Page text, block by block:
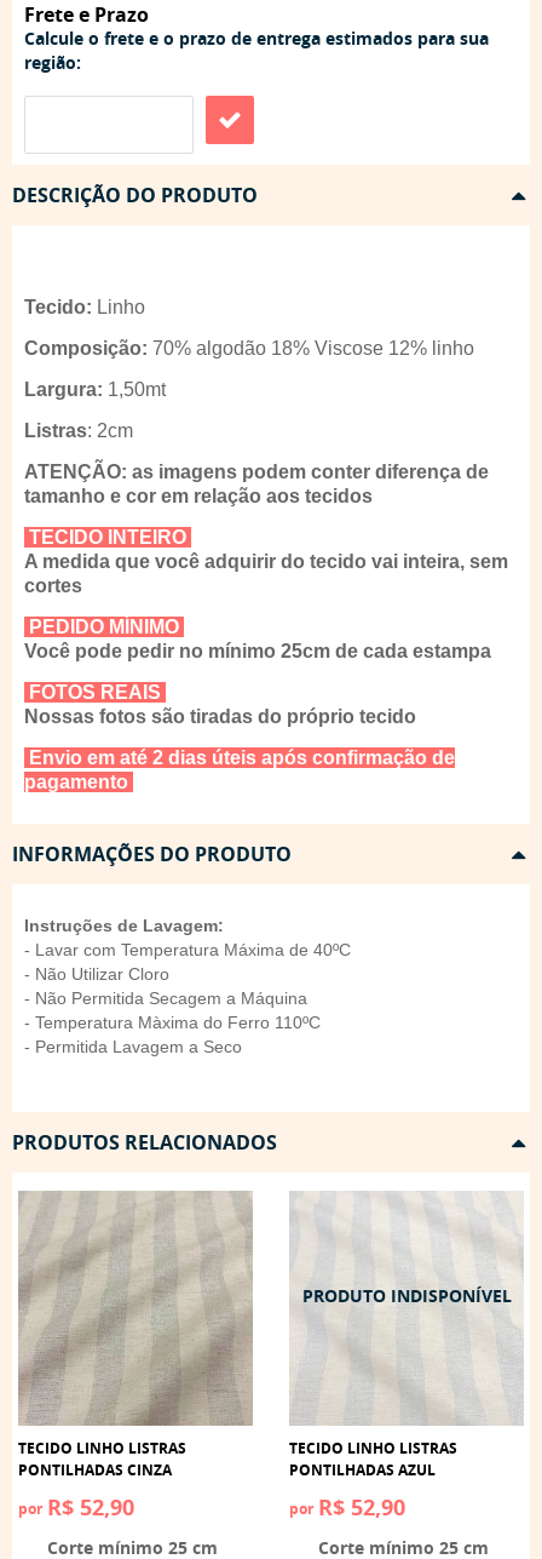
Frete e Prazo
Calcule o frete e o prazo de entrega estimados para sua
região:
DESCRIÇÃO DO PRODUTO
Tecido: Linho
Composição: 70% algodão 18% Viscose 12% linho
Largura: 1,50mt
Listras: 2cm
ATENÇÃO: as imagens podem conter diferença de
tamanho e cor em relação aos tecidos
TECIDO INTEIRO
A medida que você adquirir do tecido vai inteira, sem
cortes
PEDIDO MÍNIMO
Você pode pedir no mínimo 25cm de cada estampa
FOTOS REAIS
Nossas fotos são tiradas do próprio tecido
Envio em até 2 dias úteis após confirmação de
pagamento
INFORMAÇÕES DO PRODUTO
Instruções de Lavagem:
- Lavar com Temperatura Máxima de 40ºC
- Não Utilizar Cloro
- Não Permitida Secagem a Máquina
- Temperatura Màxima do Ferro 110ºC
- Permitida Lavagem a Seco
PRODUTOS RELACIONADOS
TECIDO LINHO LISTRAS
PONTILHADAS CINZA
por R$ 52,90
Corte mínimo 25 cm
TECIDO LINHO LISTRAS
PONTILHADAS AZUL
por R$ 52,90
Corte mínimo 25 cm